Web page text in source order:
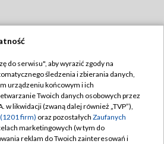
TVP
Regulamin TVP
prywatności
Moje zgody
do serwisu", aby wyrazić zgody na
śledzenia i zbierania danych,
urządzeniu końcowym i ich
Twoich danych osobowych przez
w likwidacji (zwaną dalej również „TVP”),
firm) oraz pozostałych Zaufanych
marketingowych (w tym do
reklam do Twoich zainteresowań i